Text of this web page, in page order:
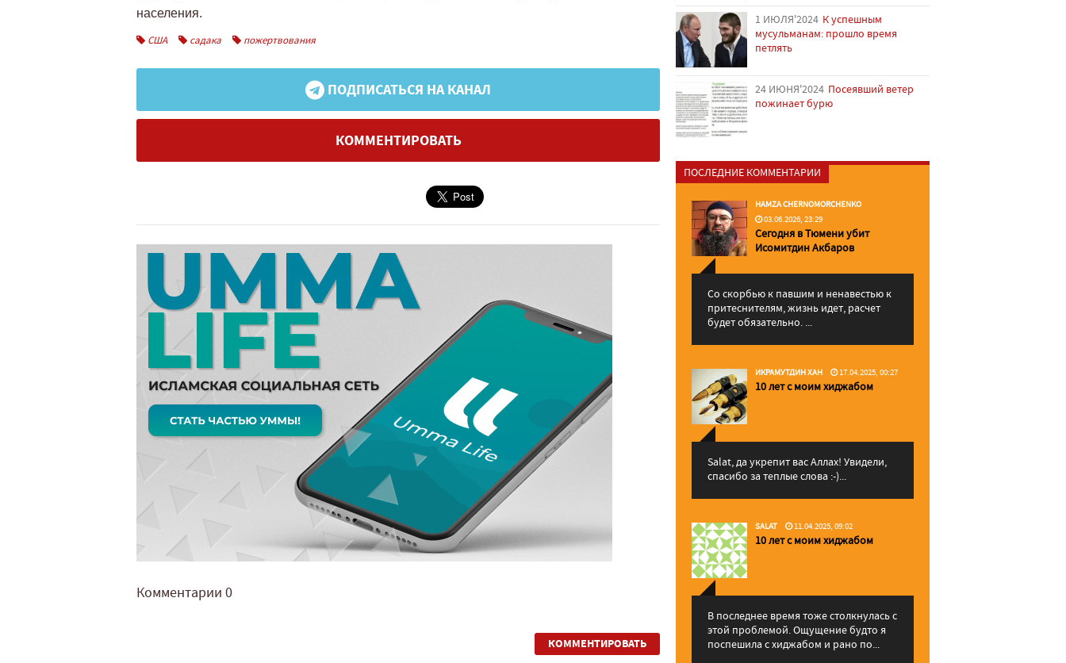
населения.
США
садака пожертвования
ПОДПИСАТЬСЯ НА КАНАЛ
КОММЕНТИРОВАТЬ
Комментарии 0
КОММЕНТИРОВАТЬ
1 ИЮЛЯ'2024 К успешным
мусульманам: прошло время
петлять
24 ИЮНЯ'2024 Посеявший ветер
пожинает бурю
ПОСЛЕДНИЕ КОММЕНТАРИИ
HAMZA CHERNOMORCHENKO
03.06.2026, 23:29
Сегодня в Тюмени убит
Исомитдин Акбаров
Со скорбью к павшим и ненавестью к
притеснителям, жизнь идет, расчет
будет обязательно. ...
ИКРАМУТДИН ХАН 17.04.2025, 00:27
10 лет с моим хиджабом
Salat, да укрепит вас Аллаx! Увидели,
спасибо за теплые слова :-)...
SALAT 11.04.2025, 09:02
10 лет с моим хиджабом
В последнее время тоже столкнулась с
этой проблемой. Ощущение будто я
поспешила с хиджабом и рано по...